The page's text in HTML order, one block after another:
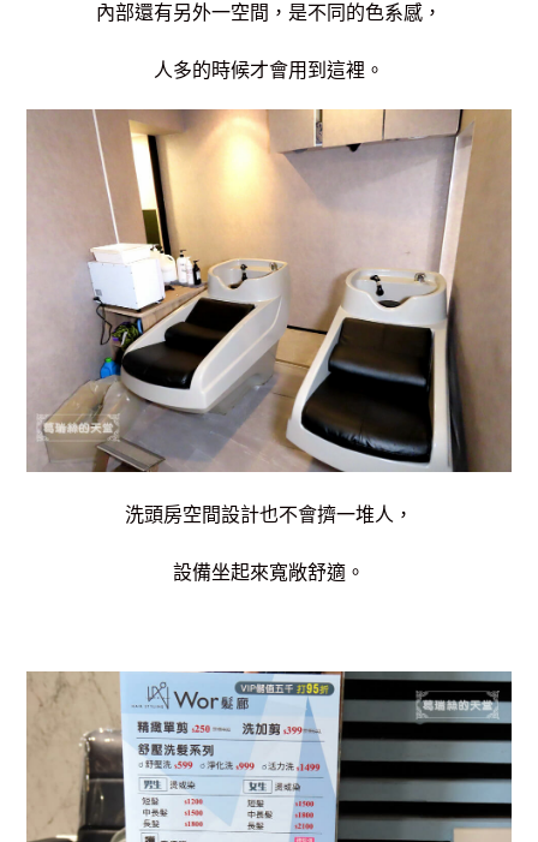
內部還有另外一空間，是不同的色系感，
人多的時候才會用到這裡。
洗頭房空間設計也不會擠一堆人，
設備坐起來寬敞舒適。